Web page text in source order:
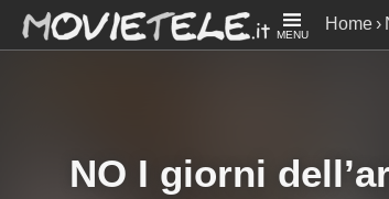
MENU
Home
Gael
NO I giorni